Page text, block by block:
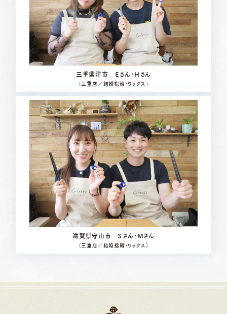
三重県津市 Ｅさん・Ｈさん
（三重店 ／結婚指輪・ワックス）
滋賀県守山市 Ｓさん・Ｍさん
（三重店 ／結婚指輪・ワックス）